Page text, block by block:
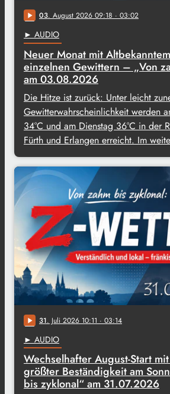
play_arrow 03. August 2026 09:18 · 03:02
► AUDIO
Neuer Monat mit
einzelnen Gewittern – „Von
am 03.08.2026
Die Hitze ist zurück: Unter leicht
Gewitterwahrscheinlichkeit werden
34°C und am Dienstag 36°C in der
Fürth und Erlangen erreicht. Im
play_arrow 31. Juli 2026 10:11 · 03:14
► AUDIO
Wechselhafter August-Start
größter Beständigkeit am
bis zyklonal“ am 31.07.2026